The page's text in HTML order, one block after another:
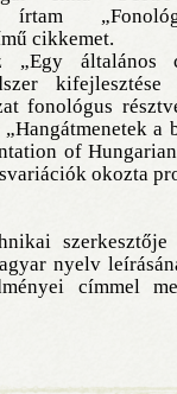
írtam
cikkemet.
általános
fonológus
a
of
okozta
nyelv
címmel